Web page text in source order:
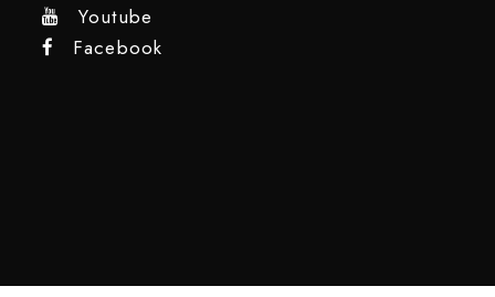
Youtube
Facebook